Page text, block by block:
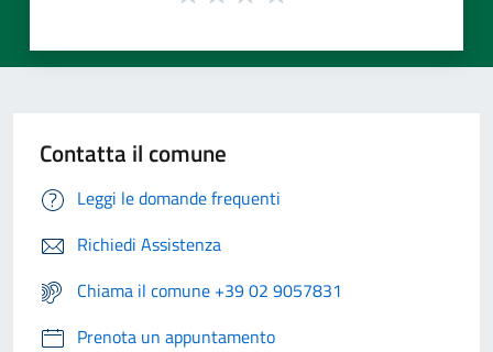
Contatta il comune
Leggi le domande frequenti
Richiedi Assistenza
Chiama il comune +39 02 9057831
Prenota un appuntamento